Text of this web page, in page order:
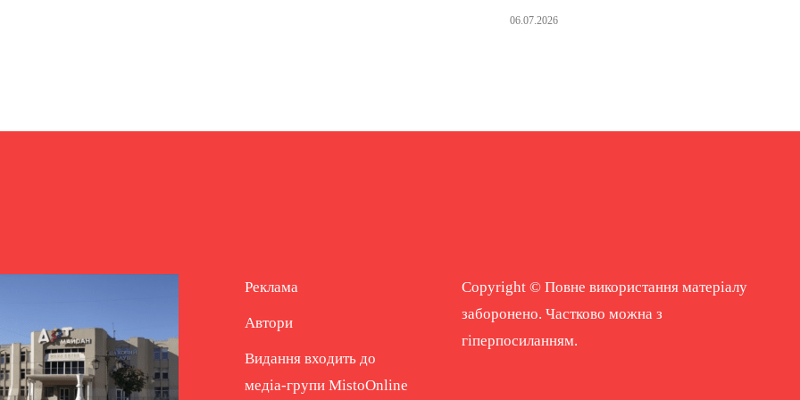
06.07.2026
Реклама
Автори
Видання входить до
медіа-групи MistoOnline
Copyright © Повне використання матеріалу
заборонено. Частково можна з
гіперпосиланням.